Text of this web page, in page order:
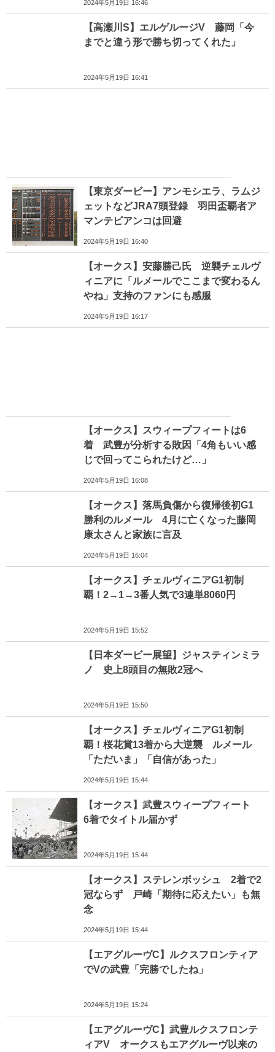
2024年5月19日 16:46
【高瀬川S】エルゲルージV 藤岡「今
までと違う形で勝ち切ってくれた」
2024年5月19日 16:41
【東京ダービー】アンモシエラ、ラムジ
ェットなどJRA7頭登録 羽田盃覇者ア
マンテビアンコは回避
2024年5月19日 16:40
【オークス】安藤勝己氏 逆襲チェルヴ
ィニアに「ルメールでここまで変わるん
やね」支持のファンにも感服
2024年5月19日 16:17
【オークス】スウィープフィートは6
着 武豊が分析する敗因「4角もいい感
じで回ってこられたけど…」
2024年5月19日 16:08
【オークス】落馬負傷から復帰後初G1
勝利のルメール 4月に亡くなった藤岡
康太さんと家族に言及
2024年5月19日 16:04
【オークス】チェルヴィニアG1初制
覇！2→1→3番人気で3連単8060円
2024年5月19日 15:52
【日本ダービー展望】ジャスティンミラ
ノ 史上8頭目の無敗2冠へ
2024年5月19日 15:50
【オークス】チェルヴィニアG1初制
覇！桜花賞13着から大逆襲 ルメール
「ただいま」「自信があった」
2024年5月19日 15:44
【オークス】武豊スウィープフィート
6着でタイトル届かず
2024年5月19日 15:44
【オークス】ステレンボッシュ 2着で2
冠ならず 戸崎「期待に応えたい」も無
念
2024年5月19日 15:44
【エアグルーヴC】ルクスフロンティア
でVの武豊「完勝でしたね」
2024年5月19日 15:24
【エアグルーヴC】武豊ルクスフロンテ
ィアV オークスもエアグルーヴ以来の